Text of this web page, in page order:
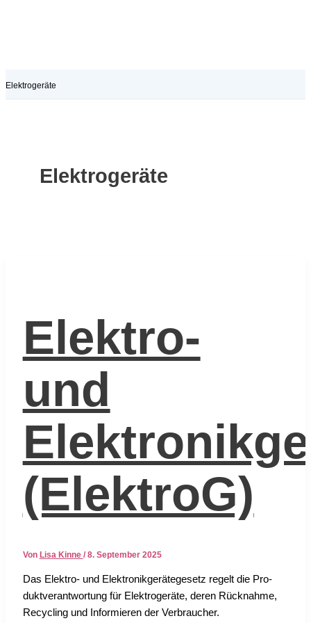
Elektrogeräte
Elektrogeräte
Elektro-
und
(ElektroG)
Von Lisa Kinne / 8. September 2025
Das Elek­tro- und Elek­tronik­ge­rä­te­ge­setz regelt die Pro­
dukt­ver­ant­wor­tung für Elek­tro­ge­rä­te, deren Rück­nah­me,
Recy­cling und Infor­mie­ren der Ver­brau­cher.